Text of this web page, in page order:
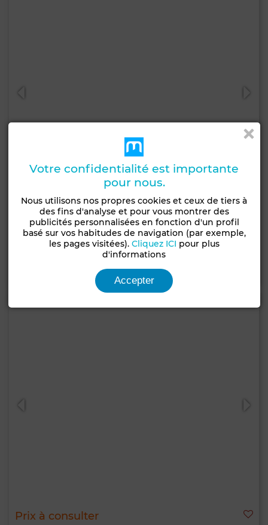
Prix à consulter
Terrain à Les Berges Du Lac 1, Tunis
1350 m²
Appelez
Prix à consulter
Votre confidentialité est importante
pour nous.
Nous utilisons nos propres cookies et ceux de tiers à
des fins d'analyse et pour vous montrer des
publicités personnalisées en fonction d'un profil
basé sur vos habitudes de navigation (par exemple,
les pages visitées). Cliquez ICI pour plus
d'informations
Accepter